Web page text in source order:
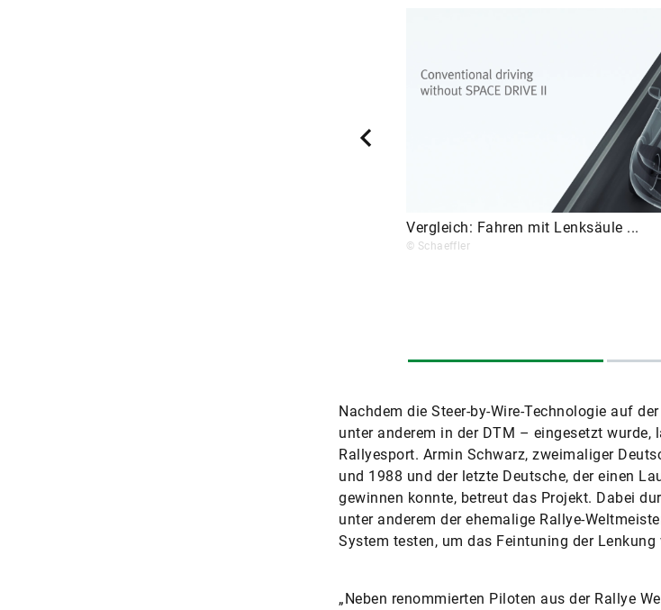
Vergleich: Fahren mit Lenksäule ...
© Schaeffler
Nachdem die Steer-by-Wire-Technologie auf
unter anderem in der DTM – eingesetzt wurde,
Rallyesport. Armin Schwarz, zweimaliger
und 1988 und der letzte Deutsche, der einen
gewinnen konnte, betreut das Projekt. Dabei
unter anderem der ehemalige Rallye-
System testen, um das Feintuning der Lenkung
„Neben renommierten Piloten aus der Rallye